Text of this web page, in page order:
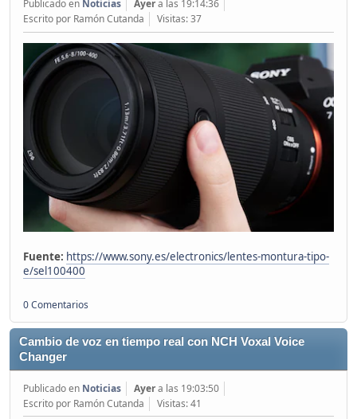
Publicado en Noticias Ayera las 19:14:36
Escrito por Ramón Cutanda
Visitas: 37
Fuente: https://www.sony.es/electronics/lentes-montura-tipo-
e/sel100400
0 Comentarios
Cambio de voz en tiempo real con NCH Voxal Voice
Changer
Publicado en Noticias Ayera las 19:03:50
Escrito por Ramón Cutanda
Visitas: 41